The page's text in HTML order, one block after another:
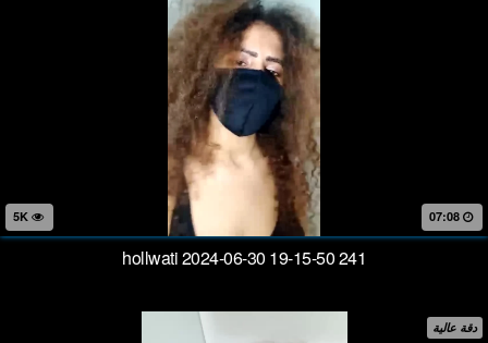
07:08
hollwati 2024-06-30 19-15-50 241
دقة عالية